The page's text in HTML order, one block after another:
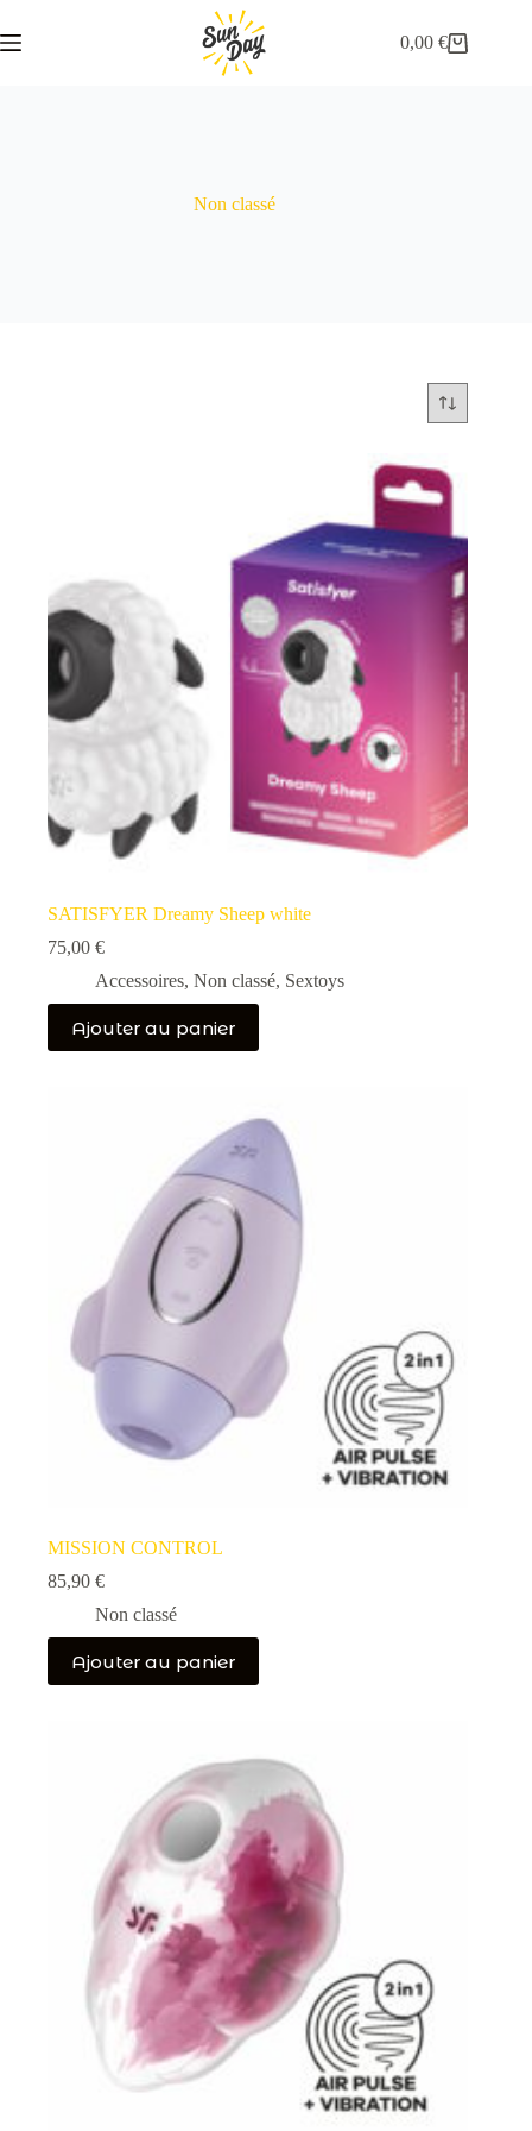
au
contenu
Panier
0,00€
Non classé
SATISFYER Dreamy Sheep white
75,00 €
Accessoires, Non classé, Sextoys
Ajouter au panier
MISSION CONTROL
85,90 €
Non classé
Ajouter au panier